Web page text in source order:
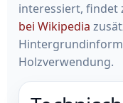
interessiert, findet
bei Wikipedia
Holzverwendung.